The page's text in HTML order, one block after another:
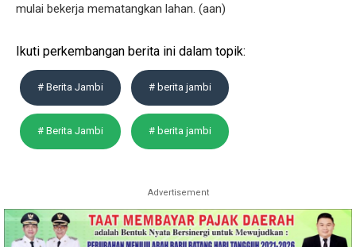
mulai bekerja mematangkan lahan. (aan)
Ikuti perkembangan berita ini dalam topik:
# Berita Jambi # berita jambi
# Berita Jambi # berita jambi
Advertisement